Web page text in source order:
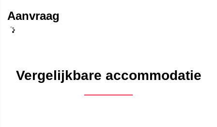
Aanvraag
Vergelijkbare accommodatie